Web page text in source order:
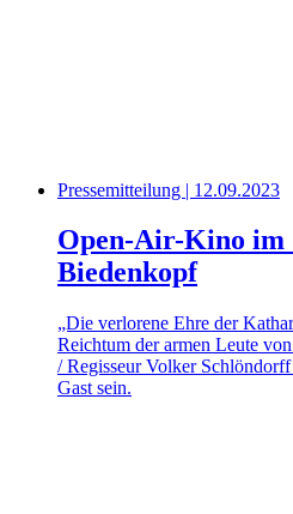
Pressemitteilung | 12.09.2023
Open-Air-Kino im
Biedenkopf
„Die verlorene Ehre der
Reichtum der armen Leute
/ Regisseur Volker
Gast sein.